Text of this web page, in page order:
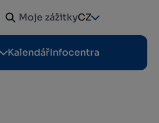
Moje zážitkyCZ
KalendářInfocentra